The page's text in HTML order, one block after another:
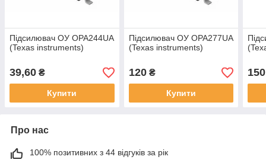
Підсилювач ОУ OPA244UA
(Texas instruments)
39,60 ₴
Купити
Підсилювач ОУ OPA277UA
(Texas instruments)
120₴
Купити
150
Про нас
100% позитивних з 44 відгуків за рік